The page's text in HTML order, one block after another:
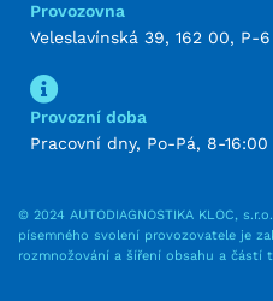
Provozovna
Veleslavínská 39, 162 00, P-6
Provozní doba
Pracovní dny, Po-Pá, 8-16:00
© 2024 AUTODIAGNOSTIKA KLOC,
písemného svolení provozovatele je
rozmnožování a šíření obsahu a částí